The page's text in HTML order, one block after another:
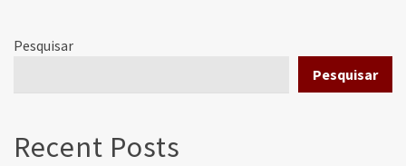
Pesquisar
Pesquisar
Recent Posts